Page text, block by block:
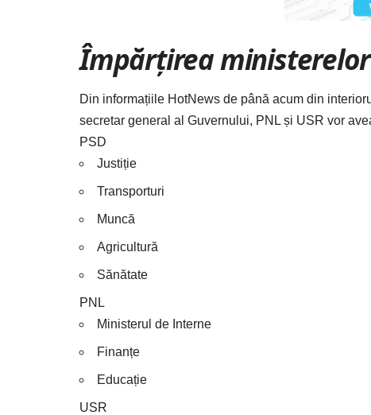
Împărțirea ministerelor
Din informațiile HotNews de până acum din
secretar general al Guvernului, PNL și USR vor
PSD
Justiție
Transporturi
Muncă
Agricultură
Sănătate
PNL
Ministerul de Interne
⁠Finanțe
Educație
USR